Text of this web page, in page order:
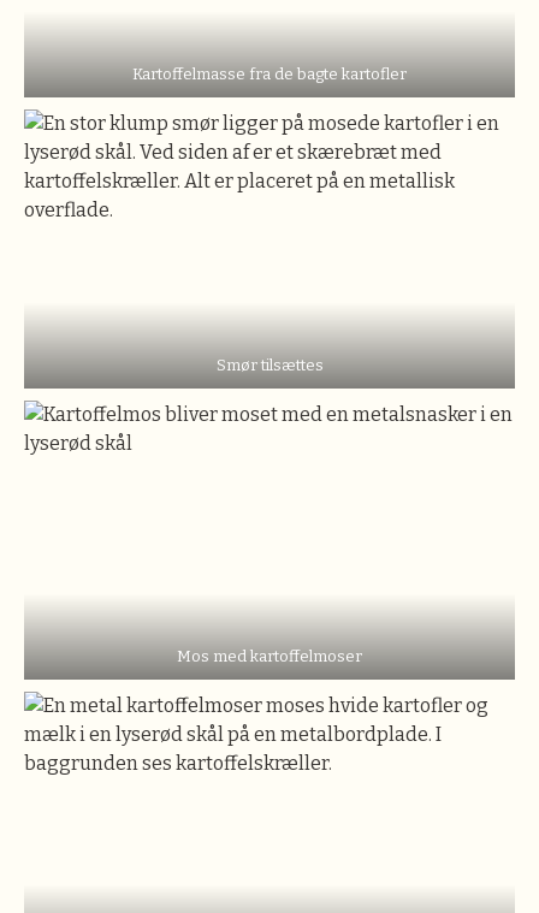
Kartoffelmasse fra de bagte kartofler
Smør tilsættes
Mos med kartoffelmoser